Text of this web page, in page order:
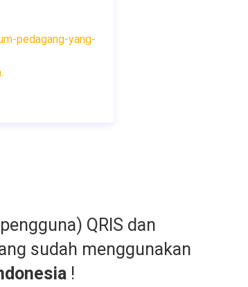
pedagang-yang-
QRIS dan
sudah menggunakan
!